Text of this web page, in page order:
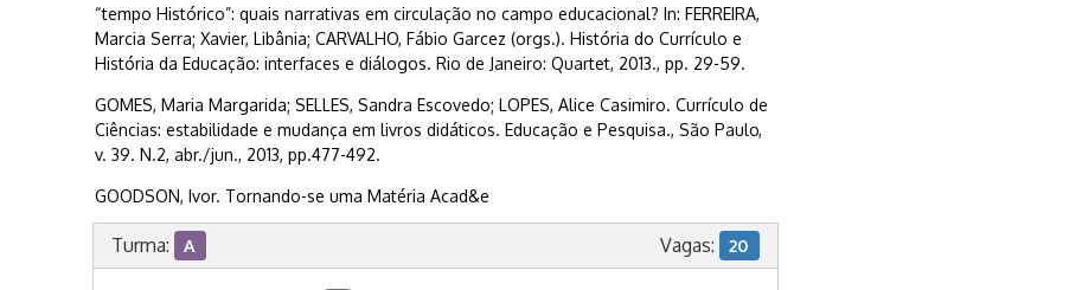
“tempo Histórico”: quais narrativas em circulação no campo educacional? In: FERREIRA,
Marcia Serra; Xavier, Libânia; CARVALHO, Fábio Garcez (orgs.). História do Currículo e
História da Educação: interfaces e diálogos. Rio de Janeiro: Quartet, 2013., pp. 29-59.
GOMES, Maria Margarida; SELLES, Sandra Escovedo; LOPES, Alice Casimiro. Currículo de
Ciências: estabilidade e mudança em livros didáticos. Educação e Pesquisa., São Paulo,
v. 39. N.2, abr./jun., 2013, pp.477-492.
GOODSON, Ivor. Tornando-se uma Matéria Acad&e
Turma: A Vagas: 20